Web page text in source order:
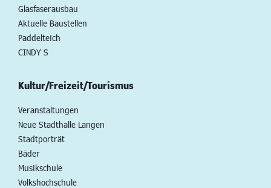
Glasfaserausbau
Aktuelle Baustellen
Paddelteich
CINDY S
Kultur/Freizeit/Tourismus
Veranstaltungen
Neue Stadthalle Langen
Stadtporträt
Bäder
Musikschule
Volkshochschule